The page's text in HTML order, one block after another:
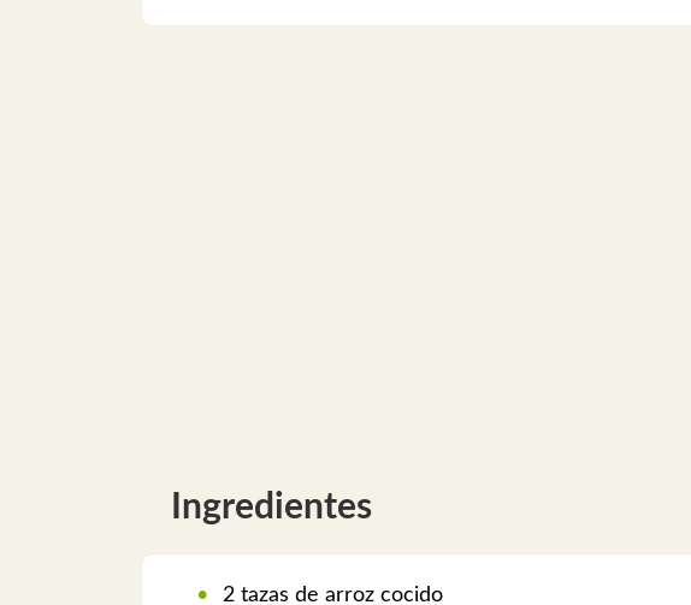
Ingredientes
2 tazas de arroz cocido